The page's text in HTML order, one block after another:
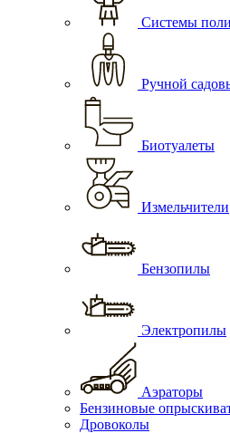
Системы
Ручной
Биотуалеты
Измельчители
Бензопилы
Электропилы
Аэраторы
Бензиновые
Дровоколы